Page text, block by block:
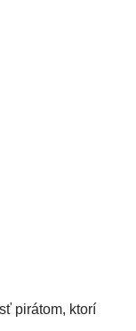
pirátom, ktorí